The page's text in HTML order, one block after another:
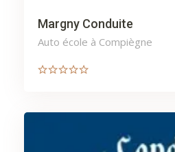
Margny Conduite
Auto école à Compiègne